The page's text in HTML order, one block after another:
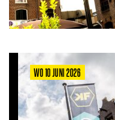
WO 10 JUNI 2026